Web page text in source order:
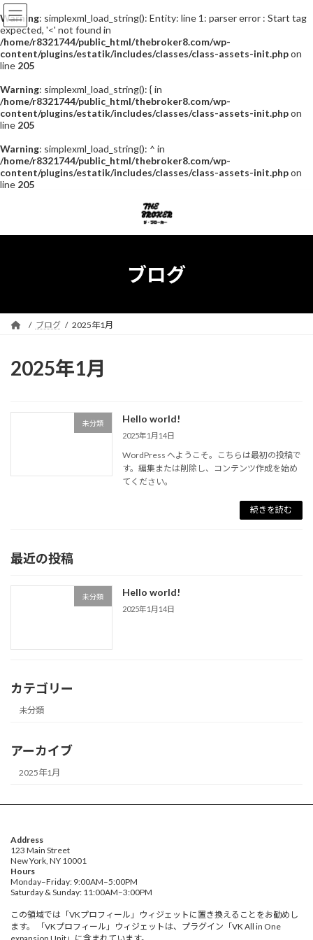
Warning: simplexml_load_string(): Entity: line 1: parser error : Start tag
expected, '<' not found in
/home/r8321744/public_html/thebroker8.com/wp-
content/plugins/estatik/includes/classes/class-assets-init.phpon
line 205
Warning: simplexml_load_string(): { in
/home/r8321744/public_html/thebroker8.com/wp-
content/plugins/estatik/includes/classes/class-assets-init.phpon
line 205
Warning: simplexml_load_string(): ^ in
/home/r8321744/public_html/thebroker8.com/wp-
content/plugins/estatik/includes/classes/class-assets-init.phpon
line 205
ン
ー
ブログ
ブログ 2025年1月
2025年1月
未分類 Hello world!
2025年1月14日
WordPress へようこそ。こちらは最初の投稿で
す。編集または削除し、コンテンツ作成を始め
てください。
続きを読む
最近の投稿
未分類 Hello world!
2025年1月14日
カテゴリー
未分類
アーカイブ
2025年1月
Address
123 Main Street
New York, NY 10001
Hours
Monday–Friday: 9:00AM–5:00PM
Saturday & Sunday: 11:00AM–3:00PM
この領域では「VKプロフィール」ウィジェットに置き換えることをお勧めし
ます。 「VKプロフィール」ウィジェットは、プラグイン「VK All in One